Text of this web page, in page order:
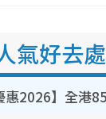
氣好去處